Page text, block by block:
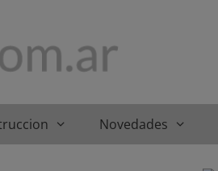
Novedades